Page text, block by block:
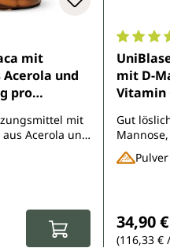
Bewertung von 4.7 von
mit
und
pro
mit
aus Acerola und
mit D-
Vitamin
Gut
Roter Beete
Pulver
34,90 €
(116,33 €